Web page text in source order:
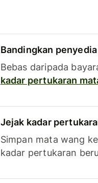
Bandingkan
Bebas daripada
kadar pertukaran
Jejak kadar
Simpan mata wang
kadar pertukaran